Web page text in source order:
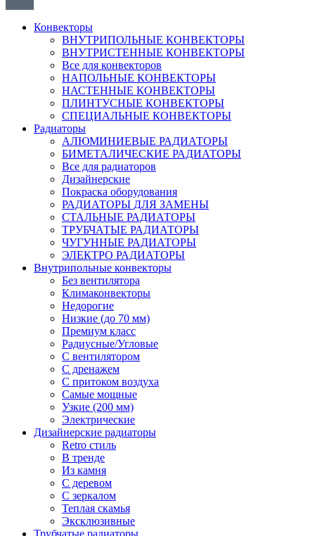
Конвекторы
ВНУТРИПОЛЬНЫЕ КОНВЕКТОРЫ
ВНУТРИСТЕННЫЕ КОНВЕКТОРЫ
Все для конвекторов
НАПОЛЬНЫЕ КОНВЕКТОРЫ
НАСТЕННЫЕ КОНВЕКТОРЫ
ПЛИНТУСНЫЕ КОНВЕКТОРЫ
СПЕЦИАЛЬНЫЕ КОНВЕКТОРЫ
Радиаторы
АЛЮМИНИЕВЫЕ РАДИАТОРЫ
БИМЕТАЛИЧЕСКИЕ РАДИАТОРЫ
Все для радиаторов
Дизайнерские
Покраска оборудования
РАДИАТОРЫ ДЛЯ ЗАМЕНЫ
СТАЛЬНЫЕ РАДИАТОРЫ
ТРУБЧАТЫЕ РАДИАТОРЫ
ЧУГУННЫЕ РАДИАТОРЫ
ЭЛЕКТРО РАДИАТОРЫ
Внутрипольные конвекторы
Без вентилятора
Климаконвекторы
Недорогие
Низкие (до 70 мм)
Премиум класс
Радиусные/Угловые
С вентилятором
С дренажем
С притоком воздуха
Самые мощные
Узкие (200 мм)
Электрические
Дизайнерские радиаторы
Retro стиль
В тренде
Из камня
С деревом
С зеркалом
Теплая скамья
Эксклюзивные
Трубчатые радиаторы